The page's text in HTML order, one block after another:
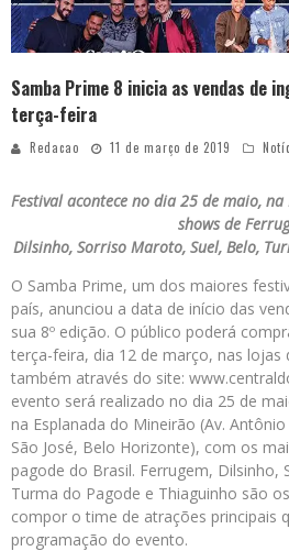
Samba Prime 8 inicia as vendas de
terça-feira
Redacao 11 de março de 2019
Festival acontece no dia 25 de maio,
shows de
Dilsinho, Sorriso Maroto, Suel, Belo,
O Samba Prime, um dos maiores
país, anunciou a data de início das
sua 8º edição. O público poderá
terça-feira, dia 12 de março, nas lojas
também através do site:
evento será realizado no dia 25 de
na Esplanada do Mineirão (Av.
São José, Belo Horizonte), com os
pagode do Brasil. Ferrugem, Dilsinho,
Turma do Pagode e Thiaguinho são
compor o time de atrações principais
programação do evento.